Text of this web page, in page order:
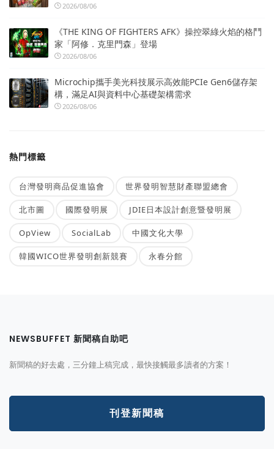
2026/08/06
《THE KING OF FIGHTERS AFK》操控翠綠火焰的格鬥
家「阿修．克里門森」登場
2026/08/06
Microchip攜手美光科技展示高效能PCIe Gen6儲存架
構，滿足AI與資料中心基礎架構需求
2026/08/06
熱門標籤
台灣發明商品促進協會 世界發明智慧財產聯盟總會
北市圖 國際發明展 JDIE日本設計創意暨發明展
OpView SocialLab 中國文化大學
韓國WICO世界發明創新競賽 永春分館
NEWSBUFFET 新聞稿自助吧
新聞稿的好去處，三分鐘上稿完成，最快接觸最多讀者的方案！
刊登新聞稿